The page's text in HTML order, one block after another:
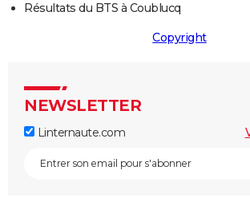
Résultats du BTS à Coublucq
Copyright
NEWSLETTER
Linternaute.com